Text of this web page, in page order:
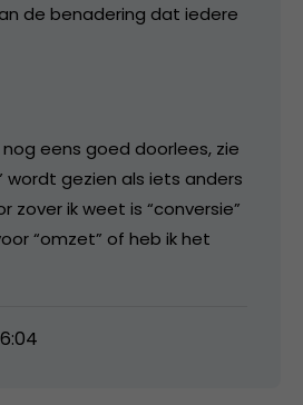
de benadering dat iedere
eens goed doorlees, zie
wordt gezien als iets anders
zover ik weet is “conversie”
“omzet” of heb ik het